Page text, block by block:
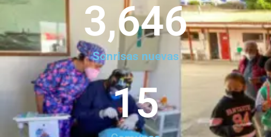
Sonrisas nuevas
3,646
15